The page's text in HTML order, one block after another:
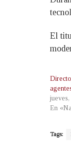
El
En
Tags: